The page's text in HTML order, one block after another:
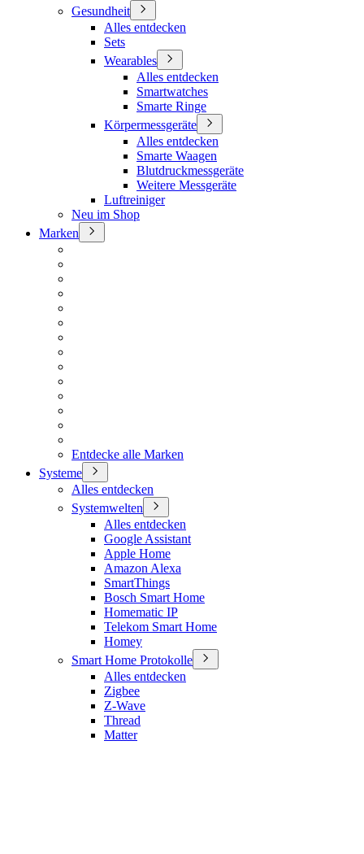
Gesundheit
Alles entdecken
Sets
Wearables
Alles entdecken
Smartwatches
Smarte Ringe
Körpermessgeräte
Alles entdecken
Smarte Waagen
Blutdruckmessgeräte
Weitere Messgeräte
Luftreiniger
Neu im Shop
Marken
Entdecke alle Marken
Systeme
Alles entdecken
Systemwelten
Alles entdecken
Google Assistant
Apple Home
Amazon Alexa
SmartThings
Bosch Smart Home
Homematic IP
Telekom Smart Home
Homey
Smart Home Protokolle
Alles entdecken
Zigbee
Z-Wave
Thread
Matter